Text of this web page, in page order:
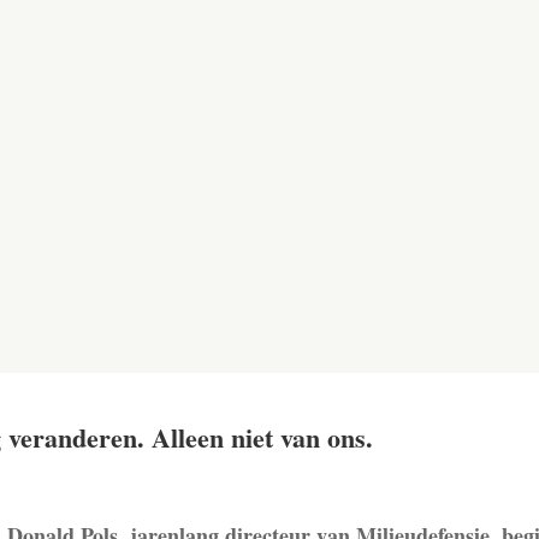
veranderen. Alleen niet van ons.